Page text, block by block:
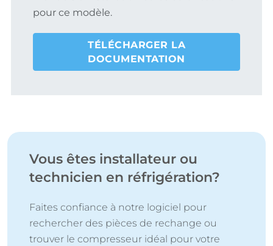
pour ce modèle.
TÉLÉCHARGER LA
DOCUMENTATION
Vous êtes installateur ou
technicien en réfrigération?
Faites confiance à notre logiciel pour
rechercher des pièces de rechange ou
trouver le compresseur idéal pour votre